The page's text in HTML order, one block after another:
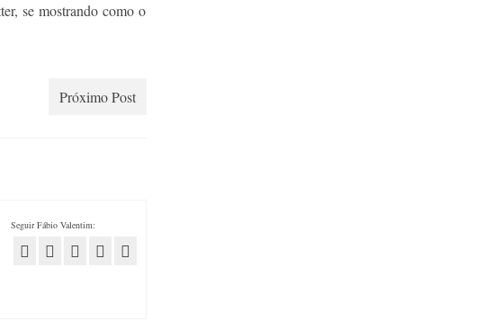
se mostrando como o
Próximo Post
Seguir Fábio Valentim: